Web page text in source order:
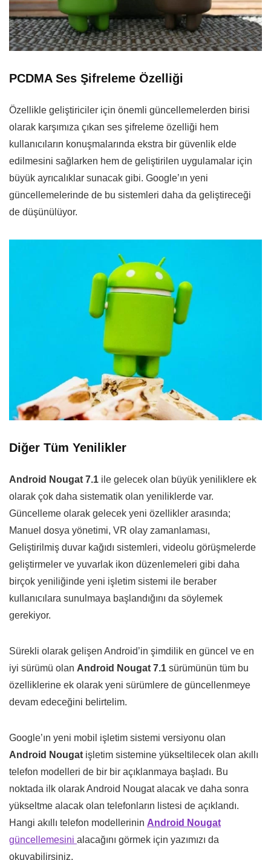
PCDMA Ses Şifreleme Özelliği
Özellikle geliştiriciler için önemli güncellemelerden birisi
olarak karşımıza çıkan ses şifreleme özelliği hem
kullanıcıların konuşmalarında ekstra bir güvenlik elde
edilmesini sağlarken hem de geliştirilen uygulamalar için
büyük ayrıcalıklar sunacak gibi. Google’ın yeni
güncellemelerinde de bu sistemleri daha da geliştireceği
de düşünülüyor.
Diğer Tüm Yenilikler
Android Nougat 7.1 ile gelecek olan büyük yeniliklere ek
olarak çok daha sistematik olan yeniliklerde var.
Güncelleme olarak gelecek yeni özellikler arasında;
Manuel dosya yönetimi, VR olay zamanlaması,
Geliştirilmiş duvar kağıdı sistemleri, videolu görüşmelerde
geliştirmeler ve yuvarlak ikon düzenlemeleri gibi daha
birçok yeniliğinde yeni işletim sistemi ile beraber
kullanıcılara sunulmaya başlandığını da söylemek
gerekiyor.
Sürekli olarak gelişen Android’in şimdilik en güncel ve en
iyi sürümü olan Android Nougat 7.1 sürümünün tüm bu
özelliklerine ek olarak yeni sürümlere de güncellenmeye
devam edeceğini belirtelim.
Google’ın yeni mobil işletim sistemi versiyonu olan
Android Nougat işletim sistemine yükseltilecek olan akıllı
telefon modelleri de bir bir açıklanmaya başladı. Bu
noktada ilk olarak Android Nougat alacak ve daha sonra
yükseltme alacak olan telefonların listesi de açıklandı.
Hangi akıllı telefon modellerinin Android Nougat
güncellemesini alacağını görmek için yazımızı da
okuyabilirsiniz.